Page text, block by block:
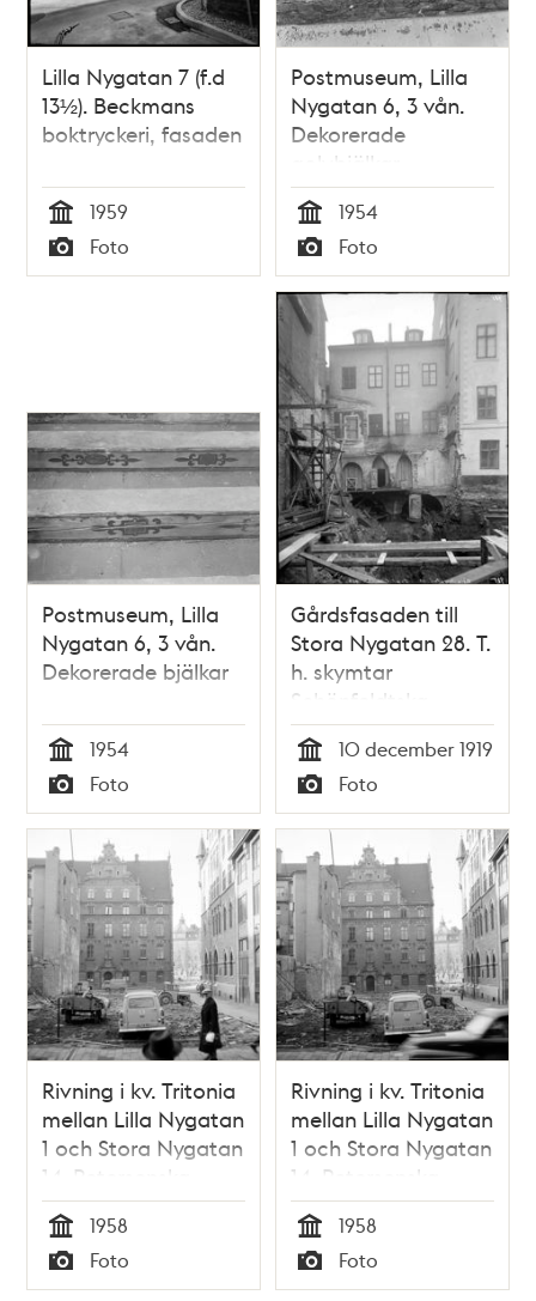
Lilla Nygatan 7 (f.d
13½). Beckmans
boktryckeri, fasaden
Tid
1959
Typ
Foto
Postmuseum, Lilla
Nygatan 6, 3 vån.
Dekorerade
golvbjälkar
Tid
1954
Typ
Foto
Postmuseum, Lilla
Nygatan 6, 3 vån.
Dekorerade bjälkar
Tid
1954
Typ
Foto
Gårdsfasaden till
Stora Nygatan 28. T.
h. skymtar
Schönfeldtska
husets
gårdsfasad. Lilla
Nygatan
nummerändrad 19 =
Tid
10 december 1919
Typ
Foto
Rivning i kv. Tritonia
mellan Lilla Nygatan
1 och Stora Nygatan
14. Petersenska
huset i fonden.
Gåsgränd t.h
Tid
1958
Typ
Foto
Rivning i kv. Tritonia
mellan Lilla Nygatan
1 och Stora Nygatan
14. Petersenska
huset i fonden.
Gåsgränd t.h
Tid
1958
Typ
Foto